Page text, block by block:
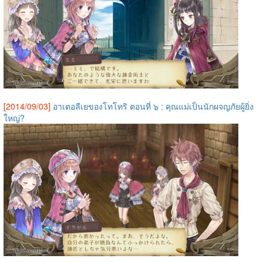
[2014/09/03] อาเตอลีเยของโทโทริ ตอนที่ ๖ : คุณแม่เป็นนักผจญภัยผู้ยิ่ง
ใหญ่?